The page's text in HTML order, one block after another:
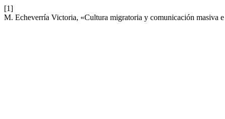
[1]
M. Echeverría Victoria, «Cultura migratoria y comunicación masiva